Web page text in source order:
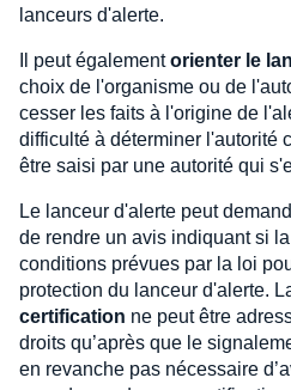
lanceurs d'alerte.
Il peut égalementorienter le
choix de l'organisme ou de
cesser les faits à l'origine de
difficulté à déterminer l'autorité
être saisi par une autorité qui
Le lanceur d'alerte peut
de rendre un avis indiquant si
conditions prévues par la loi
protection du lanceur d'alerte.
certification ne peut être
droits qu’après que le
en revanche pas nécessaire